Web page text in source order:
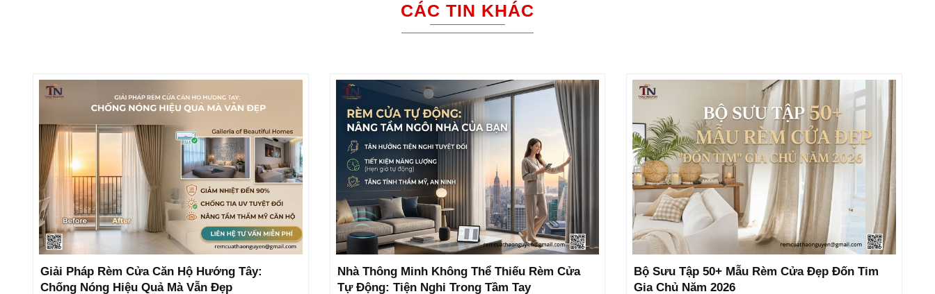
CÁC TIN KHÁC
Giải Pháp Rèm Cửa Căn Hộ Hướng Tây:
Chống Nóng Hiệu Quả Mà Vẫn Đẹp
Nhà Thông Minh Không Thể Thiếu Rèm Cửa
Tự Động: Tiện Nghi Trong Tầm Tay
Bộ Sưu Tập 50+ Mẫu Rèm Cửa Đẹp Đốn Tim
Gia Chủ Năm 2026